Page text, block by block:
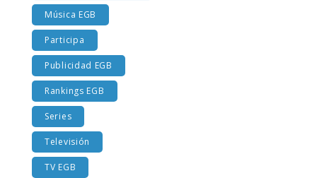
Música EGB
Participa
Publicidad EGB
Rankings EGB
Series
Televisión
TV EGB